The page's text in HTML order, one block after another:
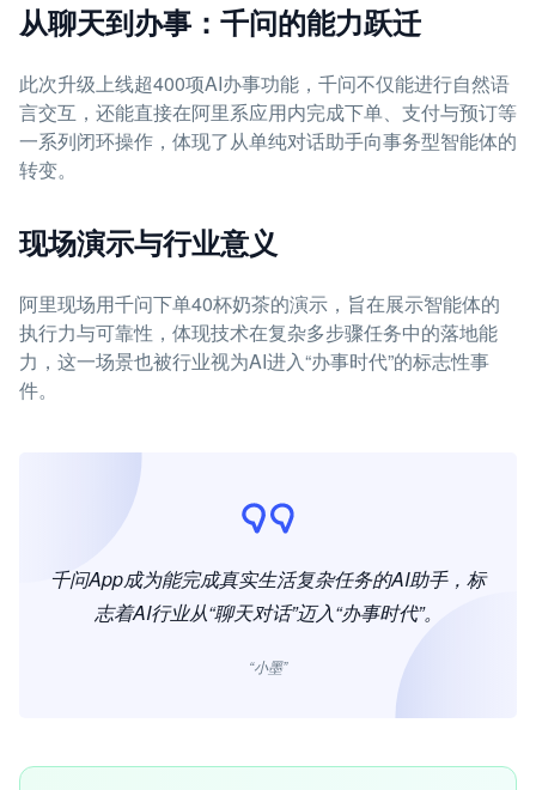
从聊天到办事：千问的能力跃迁
此次升级上线超400项AI办事功能，千问不仅能进行自然语
言交互，还能直接在阿里系应用内完成下单、支付与预订等
一系列闭环操作，体现了从单纯对话助手向事务型智能体的
转变。
现场演示与行业意义
阿里现场用千问下单40杯奶茶的演示，旨在展示智能体的
执行力与可靠性，体现技术在复杂多步骤任务中的落地能
力，这一场景也被行业视为AI进入“办事时代”的标志性事
件。
千问App成为能完成真实生活复杂任务的AI助手，标
志着AI行业从“聊天对话”迈入“办事时代”。
“小墨”